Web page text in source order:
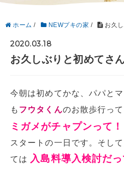
ホーム / NEWプキの家 / お久し
2020.03.18
お久しぶりと初めてさん
今朝は初めてかな、パパと
も フウタくんのお散歩行っ
ミガメがチャプンって！
スタートの一日です。そし
ては 入島料導入検討だっ